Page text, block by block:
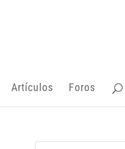
Artículos Foros